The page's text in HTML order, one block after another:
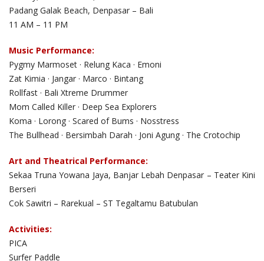
Padang Galak Beach, Denpasar – Bali
11 AM – 11 PM
Music Performance:
Pygmy Marmoset · Relung Kaca · Emoni
Zat Kimia · Jangar · Marco · Bintang
Rollfast · Bali Xtreme Drummer
Mom Called Killer · Deep Sea Explorers
Koma · Lorong · Scared of Bums · Nosstress
The Bullhead · Bersimbah Darah · Joni Agung · The Crotochip
Art and Theatrical Performance:
Sekaa Truna Yowana Jaya, Banjar Lebah Denpasar – Teater Kini
Berseri
Cok Sawitri – Rarekual – ST Tegaltamu Batubulan
Activities:
PICA
Surfer Paddle